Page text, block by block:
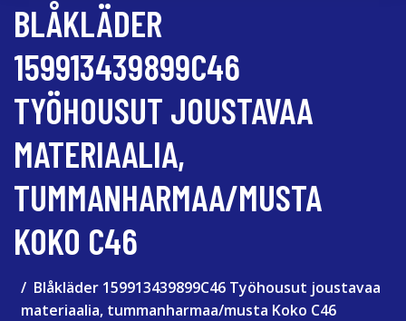
BLÅKLÄDER
159913439899C46
TYÖHOUSUT JOUSTAVAA
MATERIAALIA,
TUMMANHARMAA/MUSTA
KOKO C46
Blåkläder 159913439899C46 Työhousut joustavaa
materiaalia, tummanharmaa/musta Koko C46